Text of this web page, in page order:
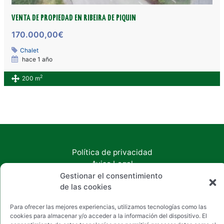
Gestionar el consentimiento
de las cookies
Para ofrecer las mejores experiencias, utilizamos tecnologías como las
cookies para almacenar y/o acceder a la información del dispositivo. El
VENTA DE PROPIEDAD EN RIBEIRA DE PIQUIN
170.000,00€
Chalet
hace 1 año
200 m2
Política de privacidad
Aviso Legal
Política de cookies
Accesibilidad
Copyright © 2026 Inmobiliaria Chan